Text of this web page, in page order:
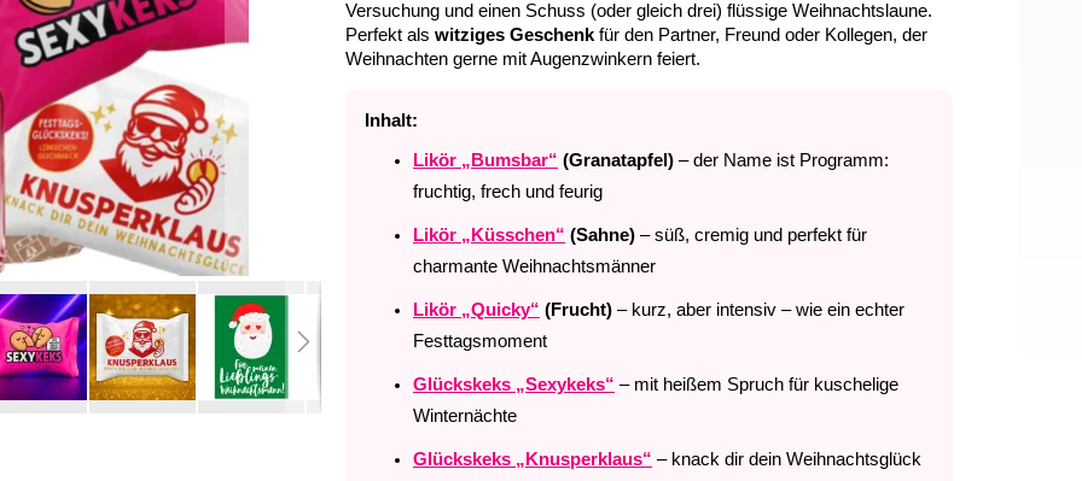
Versuchung und einen Schuss (oder gleich drei) flüssige Weihnachtslaune.
Perfekt als witziges Geschenk für den Partner, Freund oder Kollegen, der
Weihnachten gerne mit Augenzwinkern feiert.
Inhalt:
Likör „Bumsbar“ (Granatapfel) – der Name ist Programm:
fruchtig, frech und feurig
Likör „Küsschen“ (Sahne) – süß, cremig und perfekt für
charmante Weihnachtsmänner
Likör „Quicky“ (Frucht) – kurz, aber intensiv – wie ein echter
Festtagsmoment
Glückskeks „Sexykeks“ – mit heißem Spruch für kuschelige
Winternächte
Glückskeks „Knusperklaus“ – knack dir dein Weihnachtsglück